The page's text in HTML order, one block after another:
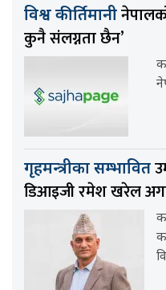
विश्व कीर्तिमानी
कुनै संलग्नता छैन’
गृहमन्त्रीका सम्भावित
डिआइजी रमेश खरेल